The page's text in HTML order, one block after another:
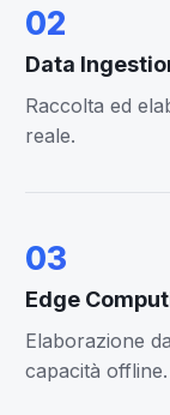
02
Data
Raccolta ed
reale.
03
Edge
Elaborazione
capacità offline.